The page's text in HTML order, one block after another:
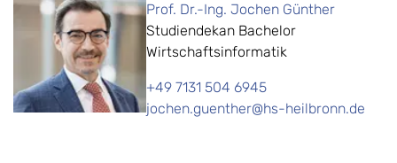
Prof. Dr.-Ing. Jochen Günther
Studiendekan ​Bachelor
Wirtschaftsinformatik
+49 7131 504 6945
jochen.guenther@hs-heilbronn.de